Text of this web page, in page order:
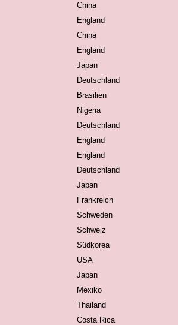
China
England
China
England
Japan
Deutschland
Brasilien
Nigeria
Deutschland
England
England
Deutschland
Japan
Frankreich
Schweden
Schweiz
Südkorea
USA
Japan
Mexiko
Thailand
Costa Rica